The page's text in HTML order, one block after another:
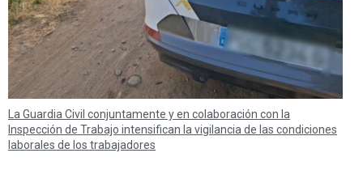
La Guardia Civil conjuntamente y en colaboración con la
Inspección de Trabajo intensifican la vigilancia de las condiciones
laborales de los trabajadores